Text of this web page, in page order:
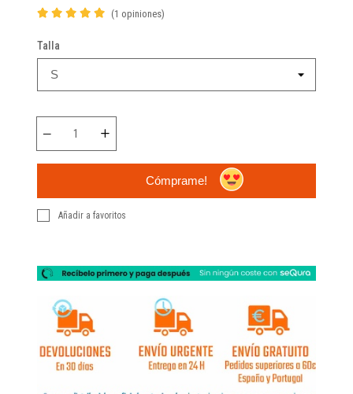
(1 opiniones)
Talla
Cómprame!
Añadir a favoritos